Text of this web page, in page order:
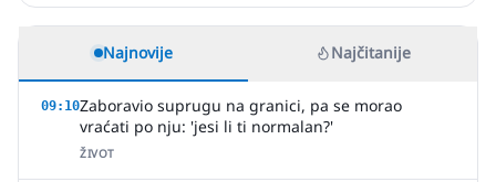
Najnovije Najčitanije
09:10Zaboravio suprugu na granici, pa se morao
vraćati po nju: 'jesi li ti normalan?'
ŽIVOT